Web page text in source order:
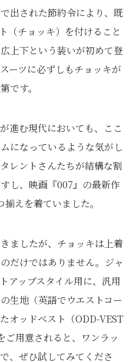
出された節約令により、既
（チョッキ）を付けること
上下という装いが初めて登
ーツに必ずしもチョッキが
です。
進む現代においても、ここ
になっているような気がし
レントさんたちが結構な割
し、映画『007』の最新作
えを着ていました。
ましたが、チョッキは上着
だけではありません。ジャ
アップスタイル用に、汎用
生地（英語でウエストコー
オッドベスト（ODD-VEST
ご用意されると、ワンラッ
、ぜひ試してみてくださ